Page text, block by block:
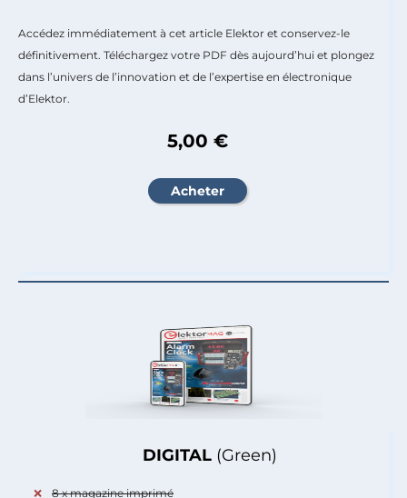
DIGITAL (Green)
8 x magazine imprimé
Accédez immédiatement à cet article Elektor et conservez-le
définitivement. Téléchargez votre PDF dès aujourd’hui et plongez
dans l’univers de l’innovation et de l’expertise en électronique
d’Elektor.
5,00 €